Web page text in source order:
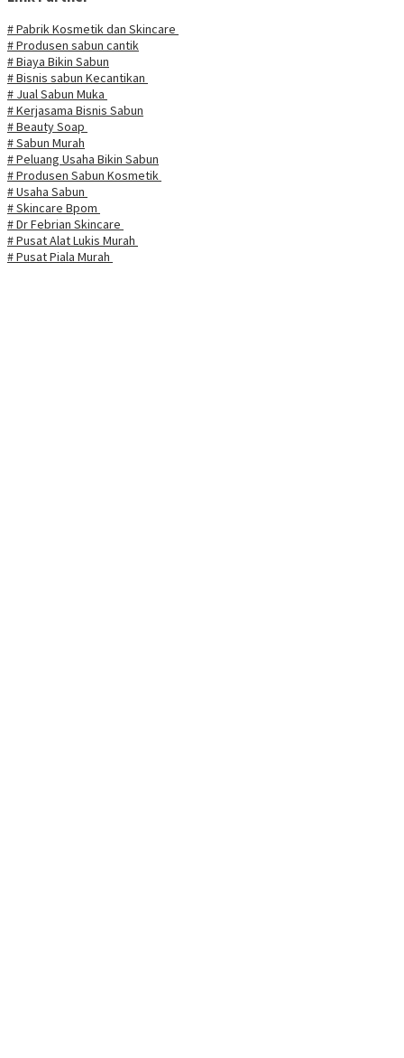
# Pabrik Kosmetik dan Skincare
# Produsen sabun cantik
# Biaya Bikin Sabun
# Bisnis sabun Kecantikan
# Jual Sabun Muka
# Kerjasama Bisnis Sabun
# Beauty Soap
# Sabun Murah
# Peluang Usaha Bikin Sabun
# Produsen Sabun Kosmetik
# Usaha Sabun
# Skincare Bpom
# Dr Febrian Skincare
# Pusat Alat Lukis Murah
# Pusat Piala Murah